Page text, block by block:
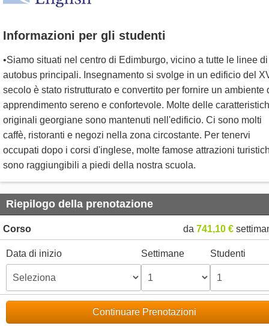
Informazioni per gli studenti
•Siamo situati nel centro di Edimburgo, vicino a tutte le linee di
autobus principali. Insegnamento si svolge in un edificio del
secolo è stato ristrutturato e convertito per fornire un ambiente
apprendimento sereno e confortevole. Molte delle
originali georgiane sono mantenuti nell'edificio. Ci sono molti
caffè, ristoranti e negozi nella zona circostante. Per tenervi
occupati dopo i corsi d'inglese, molte famose attrazioni
sono raggiungibili a piedi della nostra scuola.
Riepilogo della prenotazione
Corso da 741,10 €
Data di inizio Settimane Studenti
Continuare Prenotazioni